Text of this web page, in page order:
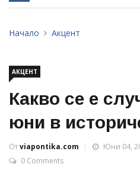
Начало Акцент
АКЦЕНТ
Какво се е
юни в
Отviapontika.com
Юни 04,
0 Comments